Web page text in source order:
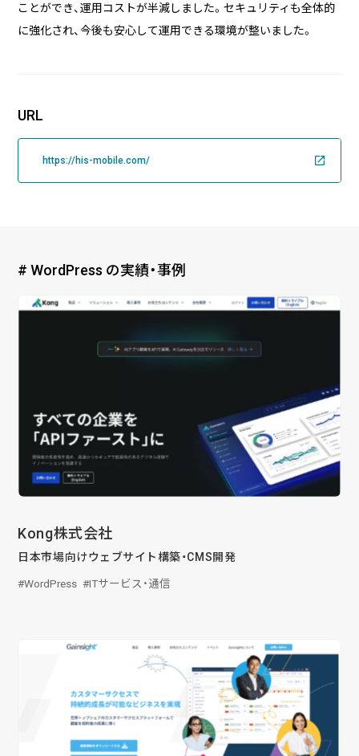
ことができ、運用コストが半減しました。セキュリティも全体的
に強化され、今後も安心して運用できる環境が整いました。
URL
https://his-mobile.com/
# WordPress の実績・事例
Kong株式会社
日本市場向けウェブサイト構築・CMS開発
WordPress ITサービス・通信